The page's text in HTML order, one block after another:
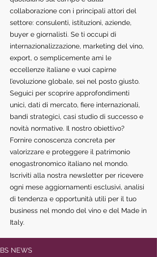
collaborazione con i principali attori del
settore: consulenti, istituzioni, aziende,
buyer e giornalisti. Se ti occupi di
internazionalizzazione, marketing del vino,
export, o semplicemente ami le
eccellenze italiane e vuoi capirne
l’evoluzione globale, sei nel posto giusto.
Seguici per scoprire approfondimenti
unici, dati di mercato, fiere internazionali,
bandi strategici, casi studio di successo e
novità normative. Il nostro obiettivo?
Fornire conoscenza concreta per
valorizzare e proteggere il patrimonio
enogastronomico italiano nel mondo.
Iscriviti alla nostra newsletter per ricevere
ogni mese aggiornamenti esclusivi, analisi
di tendenza e opportunità utili per il tuo
business nel mondo del vino e del Made in
Italy.
BS NEWS